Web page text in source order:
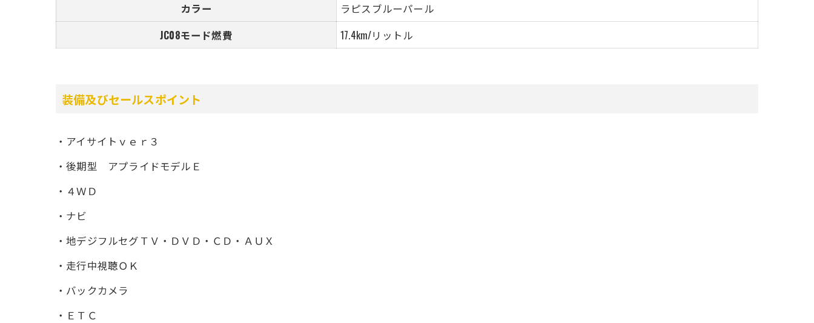
カラー
ラピスブルーパール
JC08モード燃費
17.4km/リットル
装備及びセールスポイント
・アイサイトｖｅｒ３
・後期型 アプライドモデルＥ
・４ＷＤ
・ナビ
・地デジフルセグＴＶ・ＤＶＤ・ＣＤ・ＡＵＸ
・走行中視聴ＯＫ
・バックカメラ
・ＥＴＣ